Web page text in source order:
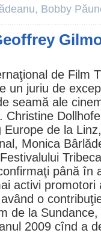
, Bobby
de Film
un juriu de
seamă ale
Christine
de la
Monica
până în
activi
o
de la
2009 cînd a